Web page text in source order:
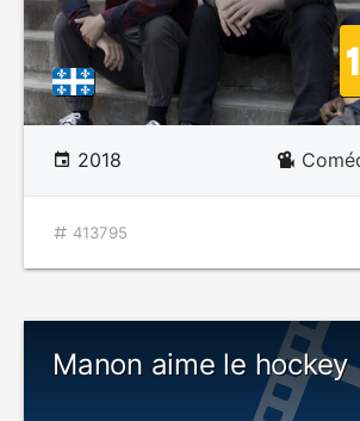
2018
413795
Manon aime le hockey